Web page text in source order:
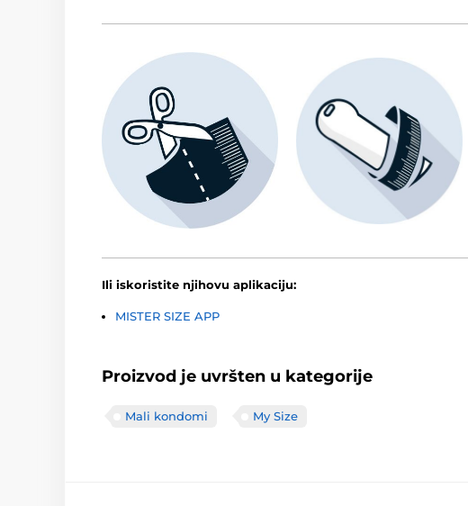
Ili iskoristite njihovu aplikaciju:
MISTER SIZE APP
Proizvod je uvršten u kategorije
Mali kondomi My Size